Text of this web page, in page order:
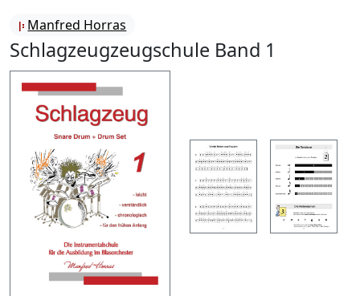
Manfred Horras
Schlagzeugzeugschule Band 1